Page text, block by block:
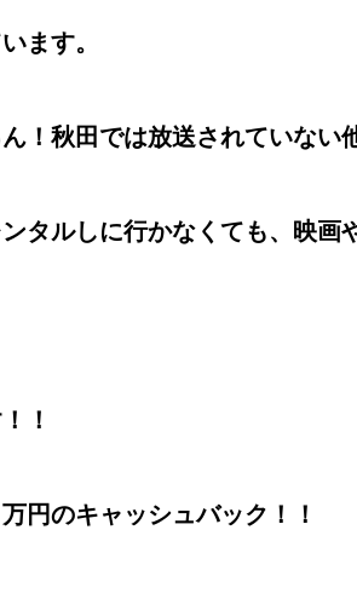
ます。
！秋田では放送されていない
ルしに行かなくても、映画
！
万円のキャッシュバック！！